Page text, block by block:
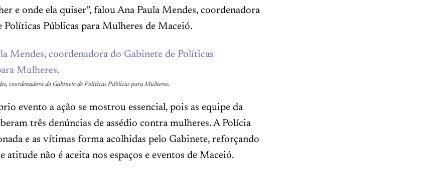
e onde ela quiser”, falou Ana Paula Mendes, coordenadora
Políticas Públicas para Mulheres de Maceió.
coordenadora do Gabinete de Políticas Públicas para Mulheres.
evento a ação se mostrou essencial, pois as equipe da
três denúncias de assédio contra mulheres. A Polícia
e as vítimas forma acolhidas pelo Gabinete, reforçando
atitude não é aceita nos espaços e eventos de Maceió.